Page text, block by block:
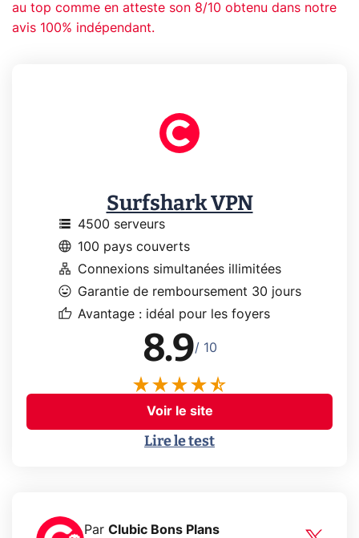
au top comme en atteste son 8/10 obtenu dans notre
avis 100% indépendant.
Surfshark VPN
storage 4500 serveurs
language 100 pays couverts
lan Connexions simultanées illimitées
mood Garantie de remboursement 30 jours
thumb_up Avantage : idéal pour les foyers
8.9/ 10
Voir le site
Lire le test
Par Clubic Bons Plans